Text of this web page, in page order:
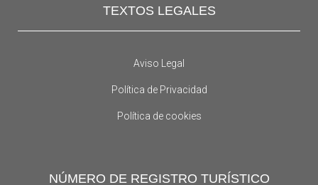
TEXTOS LEGALES
Aviso Legal
Política de Privacidad
Política de cookies
NÚMERO DE REGISTRO TURÍSTICO